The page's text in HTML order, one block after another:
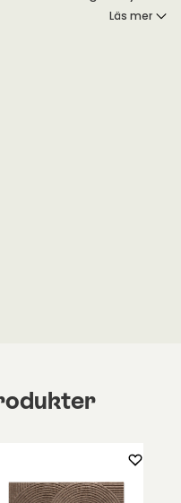
kan väljas i flera olika
processen.
& Fair märkta.
Läs mer